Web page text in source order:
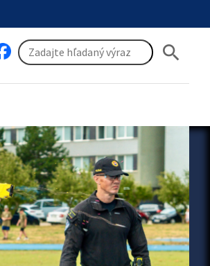
search